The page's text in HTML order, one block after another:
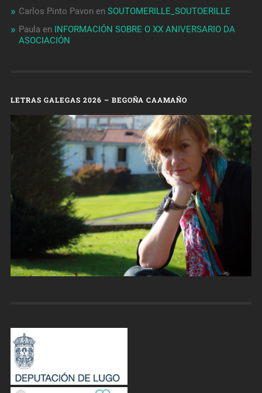
Carlos Pinto Pavon en SOUTOMERILLE_SOUTOERILLE
Paula en INFORMACIÓN SOBRE O XX ANIVERSARIO DA
ASOCIACIÓN
LETRAS GALEGAS 2026 – BEGOÑA CAAMAÑO